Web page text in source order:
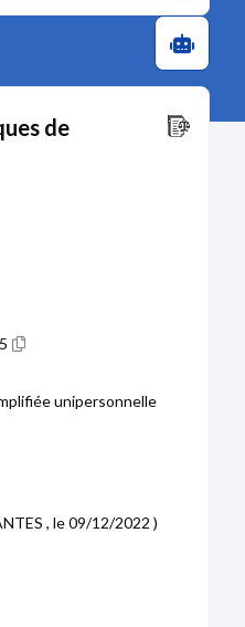
de
unipersonnelle
, le 09/12/2022 )